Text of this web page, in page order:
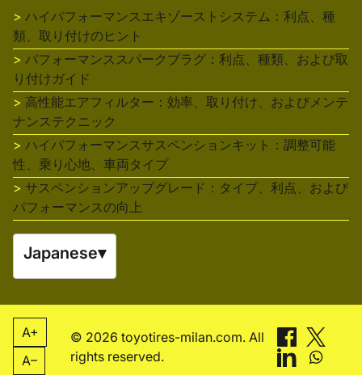
ハイパフォーマンスエキゾーストシステム：利点、種
類、取り付けのヒント
パフォーマンススパークプラグ：利点、種類、および取
り付けガイド
高性能エアフィルター：効率、取り付け、およびメンテ
ナンステクニック
ハイパフォーマンスサスペンションキット：調整可能
性、乗り心地、車両タイプ
サスペンションアップグレード：タイプ、利点、および
パフォーマンスの向上
Japanese▾
A+
A–
© 2026 toyotires-milan.com. All
rights reserved.